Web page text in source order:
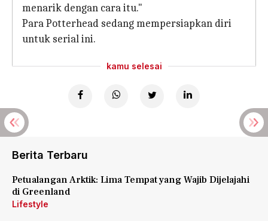
menarik dengan cara itu."
Para Potterhead sedang mempersiapkan diri
untuk serial ini.
kamu selesai
Berita Terbaru
Petualangan Arktik: Lima Tempat yang Wajib Dijelajahi
di Greenland
Lifestyle